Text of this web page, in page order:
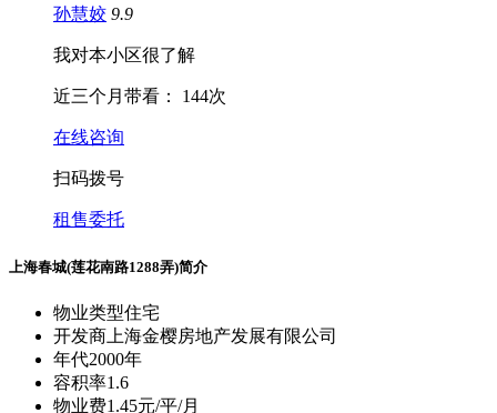
物业类型住宅
代 2000年
业 费1.45元/平/月
物业公司上海三原物业